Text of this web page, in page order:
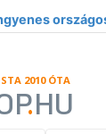
2010 ÓTA
.HU